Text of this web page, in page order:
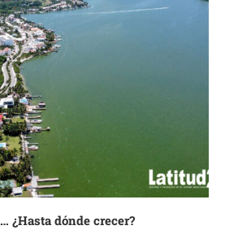
¿Hasta dónde crecer?